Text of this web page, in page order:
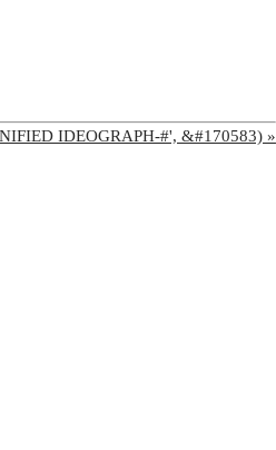
IDEOGRAPH-#', &#170583) »